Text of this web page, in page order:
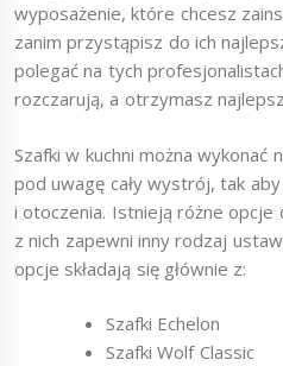
wyposażenie, które chcesz
zanim przystąpisz do ich
polegać na tych
rozczarują, a otrzymasz
Szafki w kuchni można wykonać
pod uwagę cały wystrój, tak
i otoczenia. Istnieją różne opcje
z nich zapewni inny rodzaj
opcje składają się głównie z:
Szafki Echelon
Szafki Wolf Classic